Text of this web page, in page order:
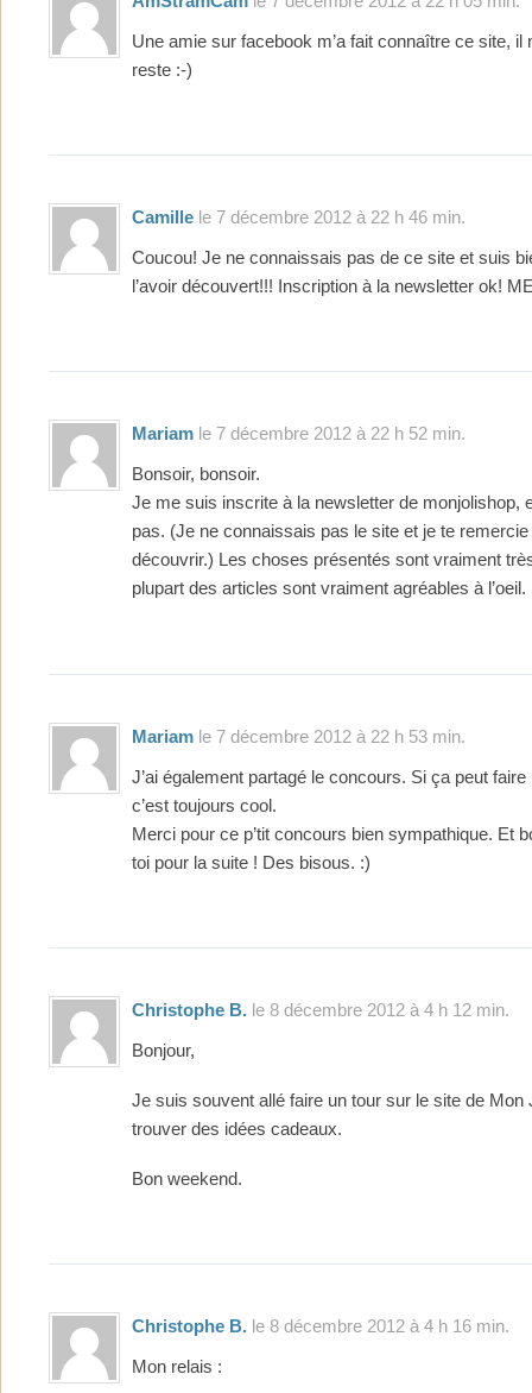
Une amie sur facebook m’a fait connaître ce site, il
reste :-)
Camille le 7 décembre 2012 à 22 h 46 min.
Coucou! Je ne connaissais pas de ce site et suis
l’avoir découvert!!! Inscription à la newsletter ok!
Mariam le 7 décembre 2012 à 22 h 52 min.
Bonsoir, bonsoir.
Je me suis inscrite à la newsletter de monjolishop,
pas. (Je ne connaissais pas le site et je te remercie
découvrir.) Les choses présentés sont vraiment
plupart des articles sont vraiment agréables à
Mariam le 7 décembre 2012 à 22 h 53 min.
J’ai également partagé le concours. Si ça peut
c’est toujours cool.
Merci pour ce p’tit concours bien sympathique. Et
toi pour la suite ! Des bisous. :)
Christophe B. le 8 décembre 2012 à 4 h 12 min.
Bonjour,
Je suis souvent allé faire un tour sur le site de Mon
trouver des idées cadeaux.
Bon weekend.
Christophe B. le 8 décembre 2012 à 4 h 16 min.
Mon relais :